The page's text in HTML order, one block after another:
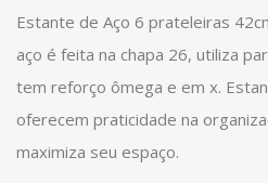
Estante de Aço 6 prateleiras
aço é feita na chapa 26, utiliza
tem reforço ômega e em x.
oferecem praticidade na
maximiza seu espaço.